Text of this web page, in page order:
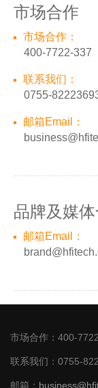
市场合作
市场合作：
400-7722-337
联系我们：
0755-
邮箱Email：
品牌及媒
邮箱Email：
市场合作：400-
联系我们：0755-
邮箱：